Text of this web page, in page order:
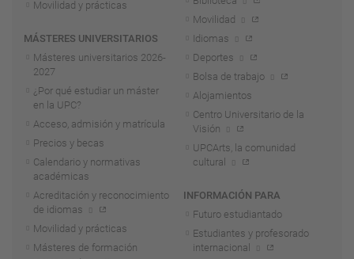
Movilidad y prácticas
MÁSTERES UNIVERSITARIOS
Másteres universitarios 2026-
2027
¿Por qué estudiar un máster
en la UPC?
Acceso, admisión y matrícula
Precios y becas
Calendario y normativas
académicas
Acreditación y reconocimiento
de idiomas
Movilidad y prácticas
Másteres de formación
Movilidad
Idiomas
Deportes
Bolsa de trabajo
Alojamientos
Centro Universitario de la
Visión
UPCArts, la comunidad
cultural
INFORMACIÓN PARA
Futuro estudiantado
Estudiantes y profesorado
internacional